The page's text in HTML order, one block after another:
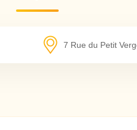
7 Rue du Petit